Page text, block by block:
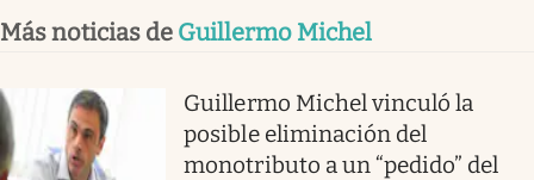
Más noticias de Guillermo Michel
Guillermo Michel vinculó la
posible eliminación del
monotributo a un “pedido” del